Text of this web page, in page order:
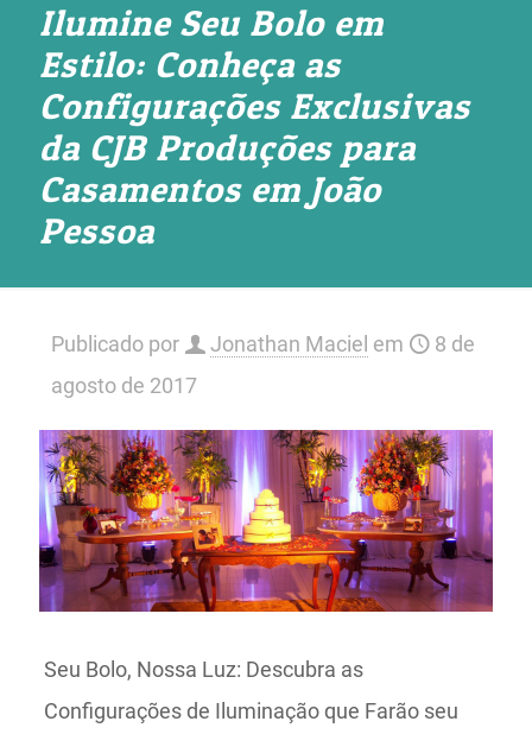
Ilumine Seu Bolo em
Estilo: Conheça as
Configurações Exclusivas
da CJB Produções para
Casamentos em João
Pessoa
Publicado por Jonathan Maciel em
8 de
agosto de 2017
Seu Bolo, Nossa Luz: Descubra as
Configurações de Iluminação que Farão seu